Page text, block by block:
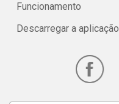
Funcionamento
Descarregar a aplicação